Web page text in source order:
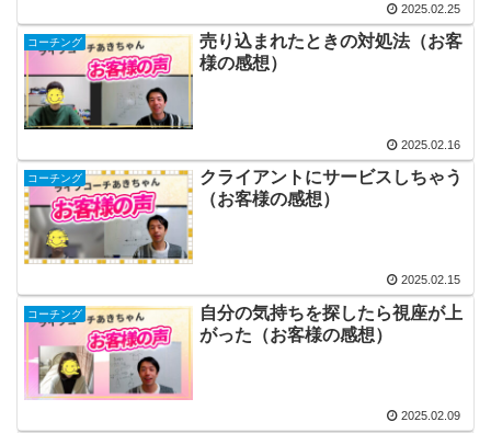
2025.02.25
コーチング
売り込まれたときの対処法（お客
様の感想）
2025.02.16
コーチング
クライアントにサービスしちゃう
（お客様の感想）
2025.02.15
コーチング
自分の気持ちを探したら視座が上
がった（お客様の感想）
2025.02.09